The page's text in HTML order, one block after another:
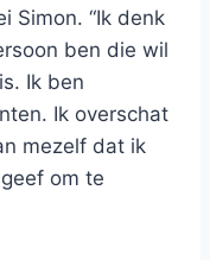
Simon. “Ik denk
ben die wil
Ik ben
Ik overschat
mezelf dat ik
om te